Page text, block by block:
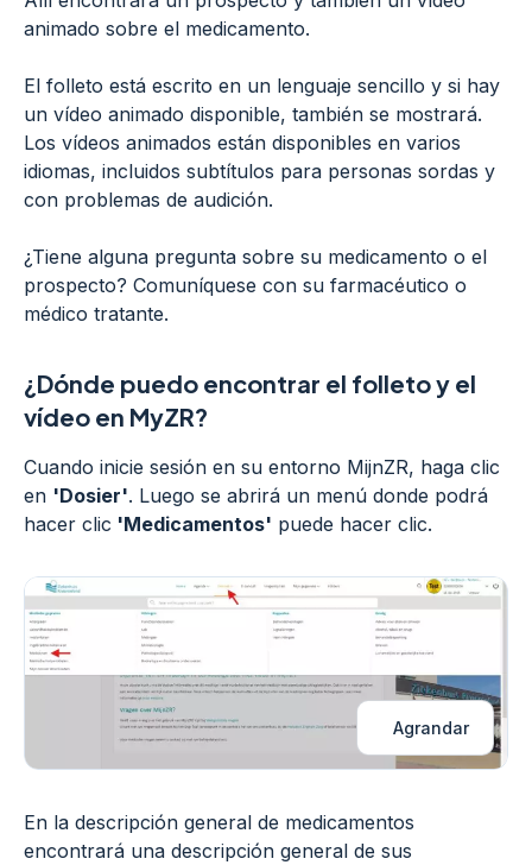
animado sobre el medicamento.
El folleto está escrito en un lenguaje sencillo y si hay
un vídeo animado disponible, también se mostrará.
Los vídeos animados están disponibles en varios
idiomas, incluidos subtítulos para personas sordas y
con problemas de audición.
¿Tiene alguna pregunta sobre su medicamento o el
prospecto? Comuníquese con su farmacéutico o
médico tratante.
¿Dónde puedo encontrar el folleto y el
vídeo en MyZR?
Cuando inicie sesión en su entorno MijnZR, haga clic
en 'Dosier'. Luego se abrirá un menú donde podrá
hacer clic 'Medicamentos' puede hacer clic.
Agrandar
En la descripción general de medicamentos
encontrará una descripción general de sus